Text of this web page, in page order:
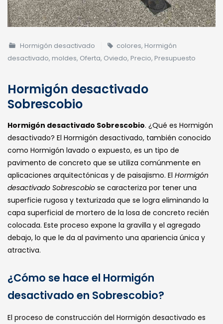
Hormigón desactivado colores, Hormigón
desactivado, moldes, Oferta, Oviedo, Precio, Presupuesto
Hormigón desactivado
Sobrescobio
Hormigón desactivado Sobrescobio. ¿Qué es Hormigón
desactivado? El Hormigón desactivado, también conocido
como Hormigón lavado o expuesto, es un tipo de
pavimento de concreto que se utiliza comúnmente en
aplicaciones arquitectónicas y de paisajismo. El Hormigón
desactivado Sobrescobio se caracteriza por tener una
superficie rugosa y texturizada que se logra eliminando la
capa superficial de mortero de la losa de concreto recién
colocada. Este proceso expone la gravilla y el agregado
debajo, lo que le da al pavimento una apariencia única y
atractiva.
¿Cómo se hace el Hormigón
desactivado en Sobrescobio?
El proceso de construcción del Hormigón desactivado es